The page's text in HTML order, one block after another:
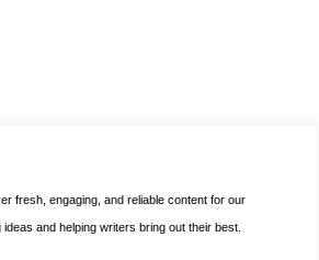
fresh, engaging, and reliable content for our
and helping writers bring out their best.